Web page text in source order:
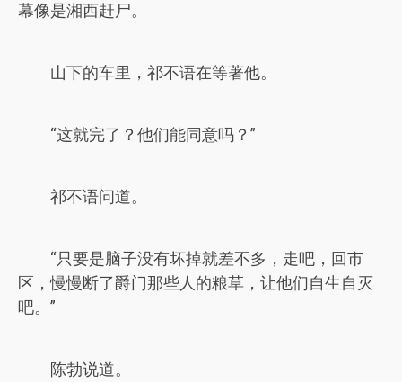
幕像是湘西赶尸。
山下的车里，祁不语在等著他。
“这就完了？他们能同意吗？”
祁不语问道。
“只要是脑子没有坏掉就差不多，走吧，回市
区，慢慢断了爵门那些人的粮草，让他们自生自灭
吧。”
陈勃说道。